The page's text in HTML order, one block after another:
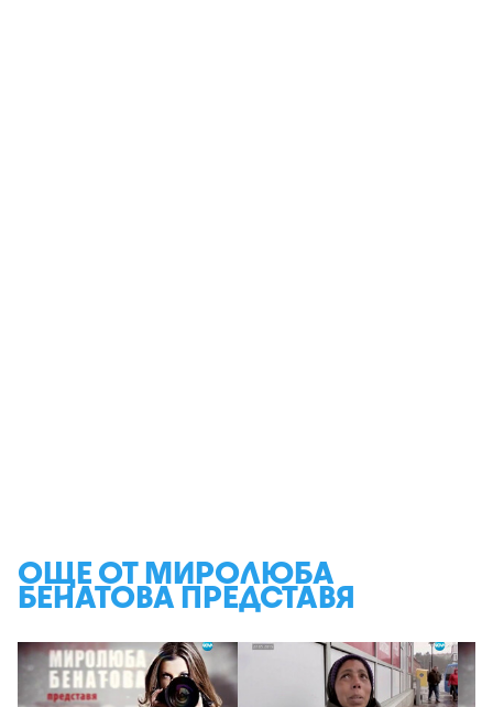
ОЩЕ ОТ МИРОЛЮБА
БЕНАТОВА ПРЕДСТАВЯ